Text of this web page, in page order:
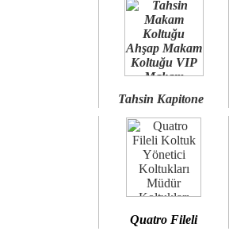
Tahsin Kapitone
Quatro Fileli